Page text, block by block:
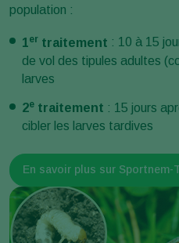
population :
1er traitement : 10 à 15
de vol des tipules adultes
larves
2e traitement : 15 jours
cibler les larves tardives
En savoir plus sur Sportnem-